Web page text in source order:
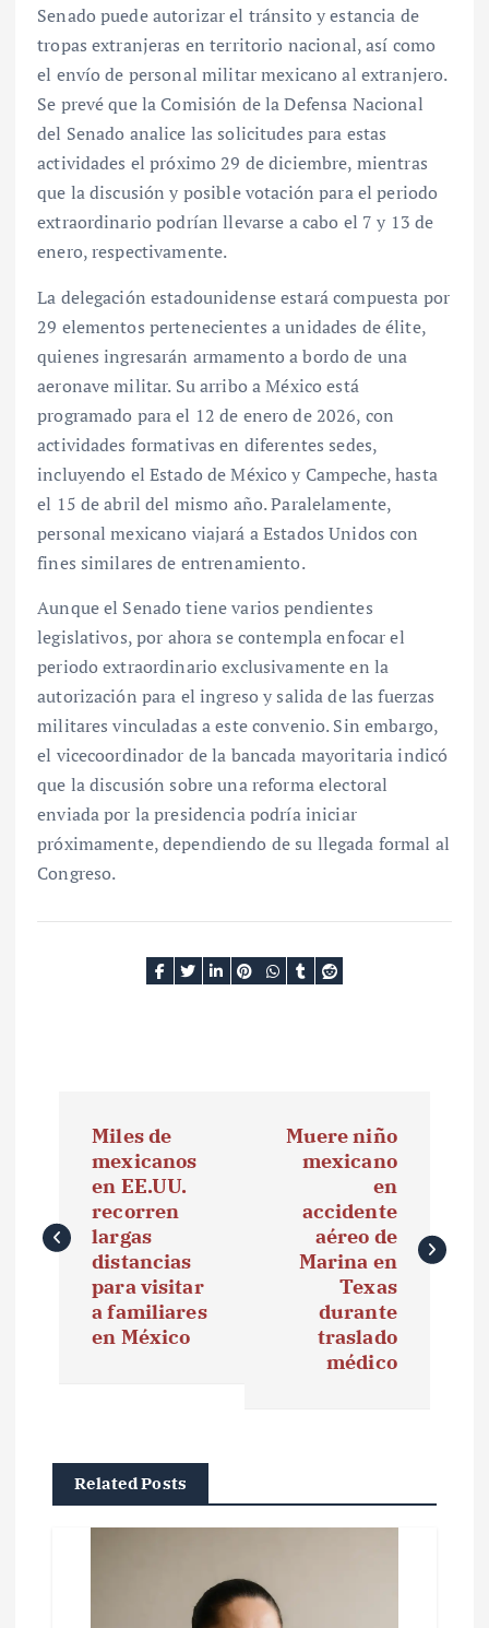
Senado puede autorizar el tránsito y estancia de
tropas extranjeras en territorio nacional, así como
el envío de personal militar mexicano al extranjero.
Se prevé que la Comisión de la Defensa Nacional
del Senado analice las solicitudes para estas
actividades el próximo 29 de diciembre, mientras
que la discusión y posible votación para el periodo
extraordinario podrían llevarse a cabo el 7 y 13 de
enero, respectivamente.
La delegación estadounidense estará compuesta por
29 elementos pertenecientes a unidades de élite,
quienes ingresarán armamento a bordo de una
aeronave militar. Su arribo a México está
programado para el 12 de enero de 2026, con
actividades formativas en diferentes sedes,
incluyendo el Estado de México y Campeche, hasta
el 15 de abril del mismo año. Paralelamente,
personal mexicano viajará a Estados Unidos con
fines similares de entrenamiento.
Aunque el Senado tiene varios pendientes
legislativos, por ahora se contempla enfocar el
periodo extraordinario exclusivamente en la
autorización para el ingreso y salida de las fuerzas
militares vinculadas a este convenio. Sin embargo,
el vicecoordinador de la bancada mayoritaria indicó
que la discusión sobre una reforma electoral
enviada por la presidencia podría iniciar
próximamente, dependiendo de su llegada formal al
Congreso.
e
ó
n
Miles de
mexicanos
en EE.UU.
recorren
largas
distancias
para visitar
a familiares
en México
Muere niño
mexicano
en
accidente
aéreo de
Marina en
Texas
durante
traslado
médico
Related Posts